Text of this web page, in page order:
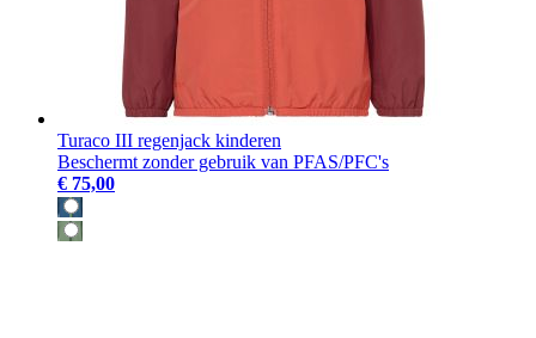
Turaco III regenjack kinderen
Beschermt zonder gebruik van PFAS/PFC's
€ 75,00